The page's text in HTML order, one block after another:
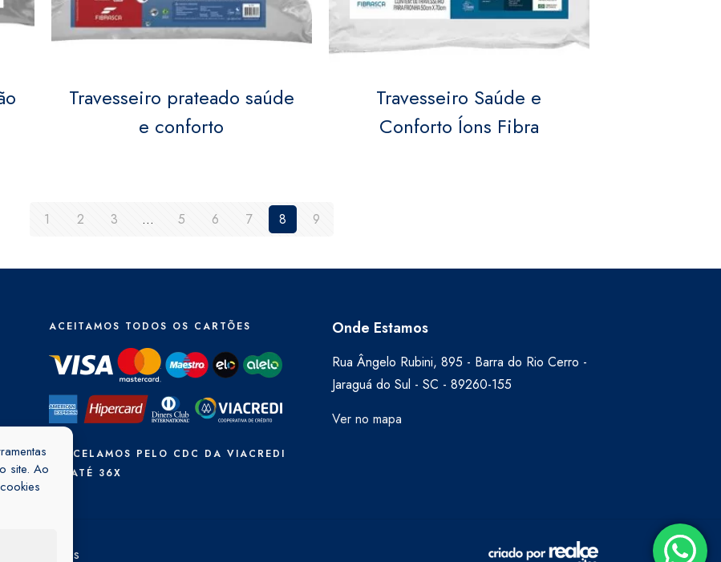
site. Ao
Travesseiro prateado saúde
e conforto
Travesseiro Saúde e
Conforto Íons Fibra
1 2 3 … 5 6 7 8 9
ACEITAMOS TODOS OS CARTÕES
PARCELAMOS PELO CDC DA VIACREDI
EM ATÉ 36X
Onde Estamos
Rua Ângelo Rubini, 895 - Barra do Rio Cerro -
Jaraguá do Sul - SC - 89260-155
Ver no mapa
de Cookies